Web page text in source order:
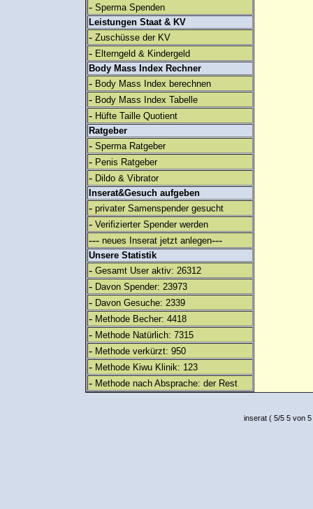
- Sperma Spenden
Leistungen Staat & KV
- Zuschüsse der KV
- Elterngeld & Kindergeld
Body Mass Index Rechner
- Body Mass Index berechnen
- Body Mass Index Tabelle
- Hüfte Taille Quotient
Ratgeber
- Sperma Ratgeber
- Penis Ratgeber
- Dildo & Vibrator
Inserat&Gesuch aufgeben
- privater Samenspender gesucht
- Verifizierter Spender werden
--- neues Inserat jetzt anlegen---
Unsere Statistik
- Gesamt User aktiv: 26312
- Davon Spender: 23973
- Davon Gesuche: 2339
- Methode Becher: 4418
- Methode Natürlich: 7315
- Methode verkürzt: 950
- Methode Kiwu Klinik: 123
- Methode nach Absprache: der Rest
inserat( 5/5 5 von 5